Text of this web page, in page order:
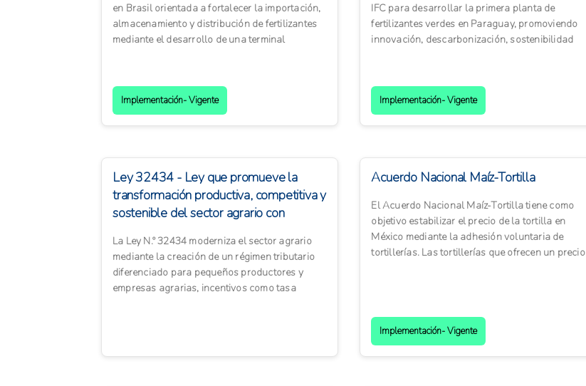
en Brasil orientada a fortalecer la importación,
almacenamiento y distribución de fertilizantes
mediante el desarrollo de una terminal
Implementación- Vigente
IFC para desarrollar la primera planta de
fertilizantes verdes en Paraguay, promoviendo
innovación, descarbonización, sostenibilidad
Implementación- Vigente
Ley 32434 - Ley que promueve la
transformación productiva, competitiva y
sostenible del sector agrario con
La Ley N.º 32434 moderniza el sector agrario
mediante la creación de un régimen tributario
diferenciado para pequeños productores y
empresas agrarias, incentivos como tasa
Acuerdo Nacional Maíz-Tortilla
El Acuerdo Nacional Maíz-Tortilla tiene como
objetivo estabilizar el precio de la tortilla en
México mediante la adhesión voluntaria de
tortillerías. Las tortillerías que ofrecen un precio
Implementación- Vigente